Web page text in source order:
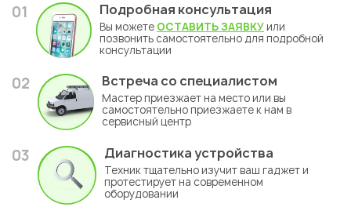
01 Подробная консультация
Вы можете ОСТАВИТЬ ЗАЯВКУ или
позвонить самостоятельно для подробной
консультации
02 Встреча со специалистом
Мастер приезжает на место или вы
самостоятельно приезжаете к нам в
сервисный центр
03 Диагностика устройства
Техник тщательно изучит ваш гаджет и
протестирует на современном
оборудовании